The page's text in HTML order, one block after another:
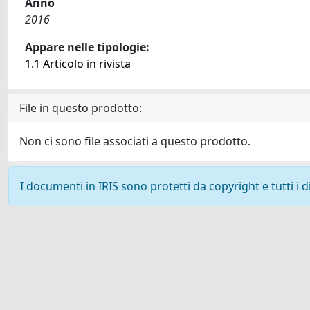
2016
Appare nelle tipologie:
1.1 Articolo in rivista
File in questo prodotto:
Non ci sono file associati a questo prodotto.
I documenti in IRIS sono protetti da copyright e tutti i